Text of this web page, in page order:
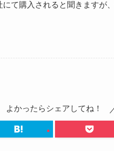
て購入されると聞きますが
よかったらシェアしてね！